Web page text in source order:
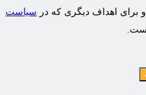
برای اهداف دیگری که در سیاست